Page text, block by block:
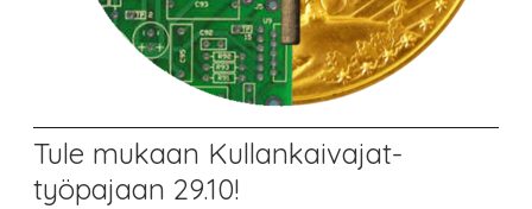
Tule mukaan Kullankaivajat-
työpajaan 29.10!